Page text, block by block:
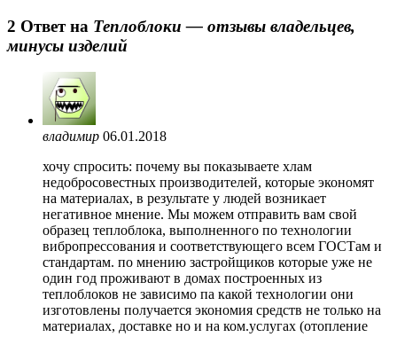
2 Oтвет на Теплоблоки — отзывы владельцев,
минусы изделий
владимир 06.01.2018
хочу спросить: почему вы показываете хлам
недобросовестных производителей, которые экономят
на материалах, в результате у людей возникает
негативное мнение. Мы можем отправить вам свой
образец теплоблока, выполненного по технологии
вибропрессования и соответствующего всем ГОСТам и
стандартам. по мнению застройщиков которые уже не
один год проживают в домах построенных из
теплоблоков не зависимо па какой технологии они
изготовлены получается экономия средств не только на
материалах, доставке но и на ком.услугах (отопление